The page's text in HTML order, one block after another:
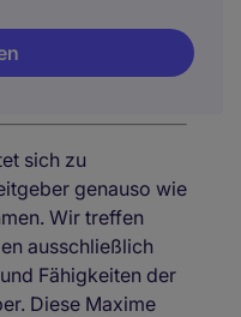
sich zu
genauso wie
Wir treffen
ausschließlich
Fähigkeiten der
Diese Maxime